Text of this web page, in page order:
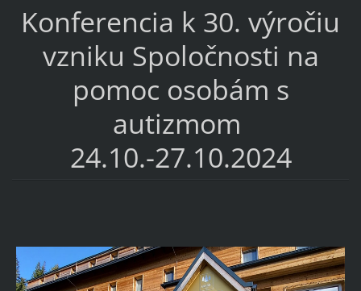
Konferencia k 30. výročiu
vzniku Spoločnosti na
pomoc osobám s
autizmom
24.10.-27.10.2024